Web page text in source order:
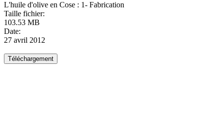
L'huile d'olive en Cose : 1- Fabrication
Taille fichier:
103.53 MB
Date:
27 avril 2012